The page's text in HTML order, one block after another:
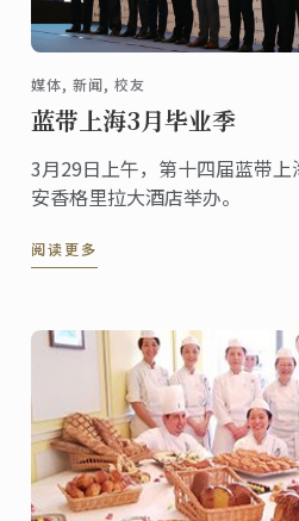
媒体, 新闻, 校友
蓝带上海3月毕业季
3月29日上午，第十四届蓝带
安香格里拉大酒店举办。
阅读更多